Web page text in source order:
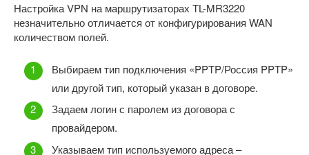
Настройка VPN на маршрутизаторах TL-MR3220
незначительно отличается от конфигурирования WAN
количеством полей.
Выбираем тип подключения «PPTP/Россия PPTP»
или другой тип, который указан в договоре.
Задаем логин с паролем из договора с
провайдером.
Указываем тип используемого адреса –